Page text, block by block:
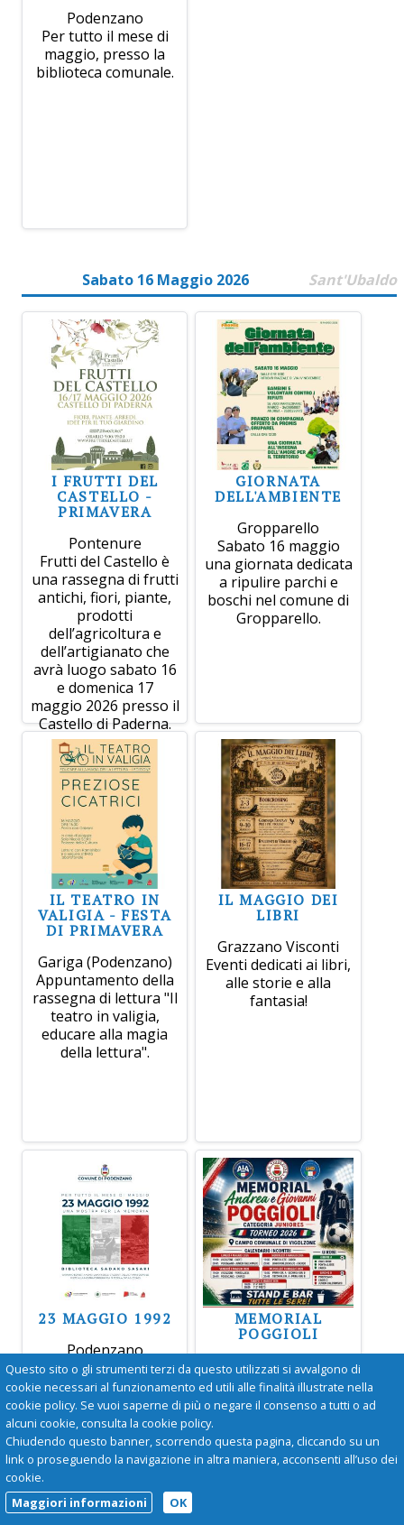
Podenzano
Per tutto il mese di
maggio, presso la
biblioteca comunale.
Sabato 16 Maggio 2026 Sant'Ubaldo
I FRUTTI DEL
CASTELLO -
PRIMAVERA
Pontenure
Frutti del Castello è
una rassegna di frutti
antichi, fiori, piante,
prodotti
dell’agricoltura e
dell’artigianato che
avrà luogo sabato 16
e domenica 17
maggio 2026 presso il
Castello di Paderna.
GIORNATA
DELL'AMBIENTE
Gropparello
Sabato 16 maggio
una giornata dedicata
a ripulire parchi e
boschi nel comune di
Gropparello.
IL TEATRO IN
VALIGIA - FESTA
DI PRIMAVERA
Gariga (Podenzano)
Appuntamento della
rassegna di lettura "Il
teatro in valigia,
educare alla magia
della lettura".
IL MAGGIO DEI
LIBRI
Grazzano Visconti
Eventi dedicati ai libri,
alle storie e alla
fantasia!
23 MAGGIO 1992
Podenzano
Per tutto il mese di
maggio, presso la
biblioteca comunale.
MEMORIAL
POGGIOLI
Vigolzone
Torna anche
quest'anno il
"Memorial Poggioli"
per la Categoria
Juniores Under 19
Questo sito o gli strumenti terzi da questo utilizzati si avvalgono di
cookie necessari al funzionamento ed utili alle finalità illustrate nella
cookie policy. Se vuoi saperne di più o negare il consenso a tutti o ad
alcuni cookie, consulta la cookie policy.
Chiudendo questo banner, scorrendo questa pagina, cliccando su un
link o proseguendo la navigazione in altra maniera, acconsenti all’uso dei
cookie.
Maggiori informazioni
OK